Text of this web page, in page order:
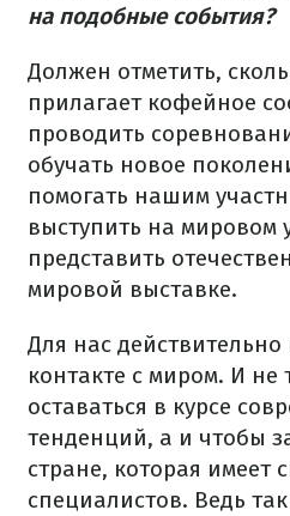
на подобные события?
Должен отметить,
прилагает кофейное
проводить
обучать новое
помогать нашим
выступить на мировом
представить
мировой выставке.
Для нас
контакте с миром. И не
оставаться в курсе
тенденций, а и чтобы
стране, которая имеет
специалистов. Ведь